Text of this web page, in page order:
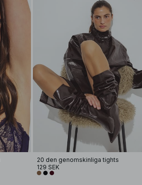
20 den genomskinliga tights
129 SEK